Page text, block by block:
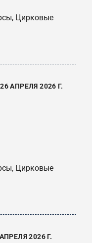
Цирковые
АПРЕЛЯ 2026 Г.
Цирковые
2026 Г.